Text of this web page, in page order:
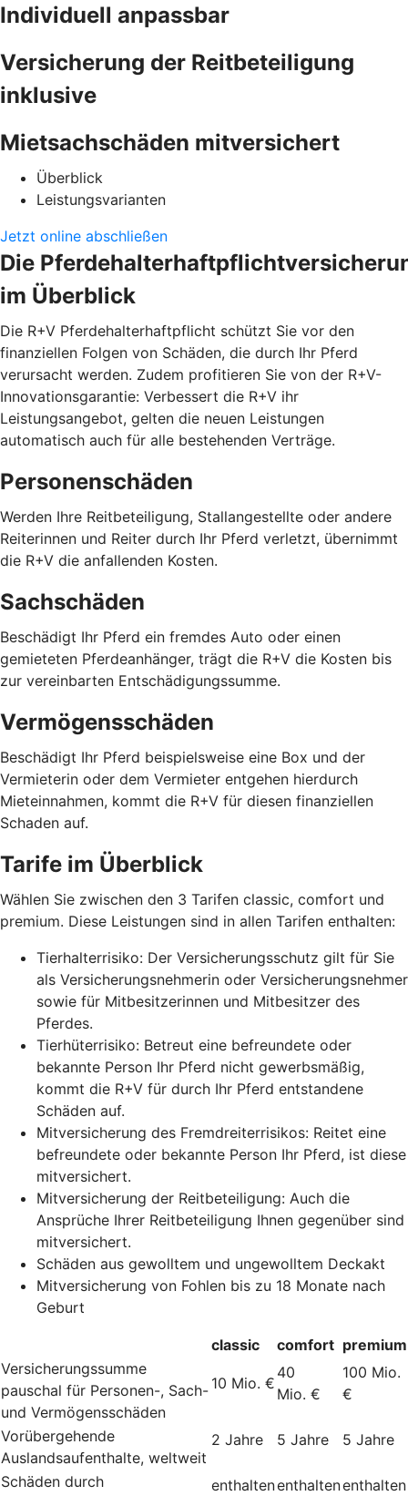
Individuell anpassbar
Versicherung der Reitbeteiligung
inklusive
Mietsachschäden mitversichert
Überblick
Leistungsvarianten
Jetzt online abschließen
Die
im Überblick
Die R+V Pferdehalterhaftpflicht schützt Sie vor den
finanziellen Folgen von Schäden, die durch Ihr Pferd
verursacht werden. Zudem profitieren Sie von der R+V-
Innovationsgarantie: Verbessert die R+V ihr
Leistungsangebot, gelten die neuen Leistungen
automatisch auch für alle bestehenden Verträge.
Personenschäden
Werden Ihre Reitbeteiligung, Stallangestellte oder andere
Reiterinnen und Reiter durch Ihr Pferd verletzt, übernimmt
die R+V die anfallenden Kosten.
Sachschäden
Beschädigt Ihr Pferd ein fremdes Auto oder einen
gemieteten Pferdeanhänger, trägt die R+V die Kosten bis
zur vereinbarten Entschädigungssumme.
Vermögensschäden
Beschädigt Ihr Pferd beispielsweise eine Box und der
Vermieterin oder dem Vermieter entgehen hierdurch
Mieteinnahmen, kommt die R+V für diesen finanziellen
Schaden auf.
Tarife im Überblick
Wählen Sie zwischen den 3 Tarifen classic, comfort und
premium. Diese Leistungen sind in allen Tarifen enthalten:
Tierhalterrisiko: Der Versicherungsschutz gilt für Sie
als Versicherungsnehmerin oder Versicherungsnehmer
sowie für Mitbesitzerinnen und Mitbesitzer des
Pferdes.
Tierhüterrisiko: Betreut eine befreundete oder
bekannte Person Ihr Pferd nicht gewerbsmäßig,
kommt die R+V für durch Ihr Pferd entstandene
Schäden auf.
Mitversicherung des Fremdreiterrisikos: Reitet eine
befreundete oder bekannte Person Ihr Pferd, ist diese
mitversichert.
Mitversicherung der Reitbeteiligung: Auch die
Ansprüche Ihrer Reitbeteiligung Ihnen gegenüber sind
mitversichert.
Schäden aus gewolltem und ungewolltem Deckakt
Mitversicherung von Fohlen bis zu 18 Monate nach
Geburt
classic comfort premium
Versicherungssumme
pauschal für Personen-, Sach-
und Vermögensschäden
10 Mio. €
40
Mio. €
100 Mio.
€
Vorübergehende
Auslandsaufenthalte, weltweit
2 Jahre 5 Jahre 5 Jahre
Schäden durch
enthaltenenthaltenenthalten